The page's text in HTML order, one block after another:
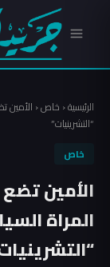
الرئيسية‹ خاص‹ الأمين
“التشرينيات”
خاص
الأمين
المراة